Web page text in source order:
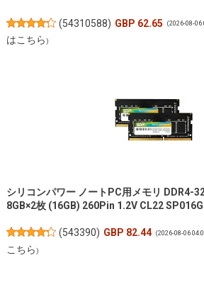
(54310588) GBP 62.65 (2026-08-06
はこちら)
シリコンパワー ノートPC用メモリ DDR4-
8GB×2枚 (16GB) 260Pin 1.2V CL22
(543390) GBP 82.44 (2026-08-06
こちら)